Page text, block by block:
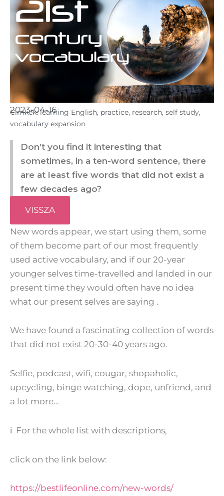
2023-04-16
Cimkék: learning English, practice, research, self study,
vocabulary expansion
Don’t you find it interesting that
sometimes, in a ten-word sentence, there
are at least five words that did not exist a
few decades ago?
VISSZA
New words appear, we start using them, some
of them become part of our most frequently
used active vocabulary, and if our 20-year
younger selves time-travelled and landed in our
present time they would often have no idea
what our present selves are saying .
We have found a fascinating collection of words
that did not exist 20-30-40 years ago.
Selfie, podcast, wifi, cougar, shopaholic,
upcycling, binge watching, dope, unfriend, and
a lot more…
ℹ For the whole list with descriptions,
click on the link below:
https://bestlifeonline.com/new-words/